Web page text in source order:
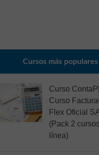
Cursos más populares
Curso
Curso
Flex Oficial
(Pack 2
línea)